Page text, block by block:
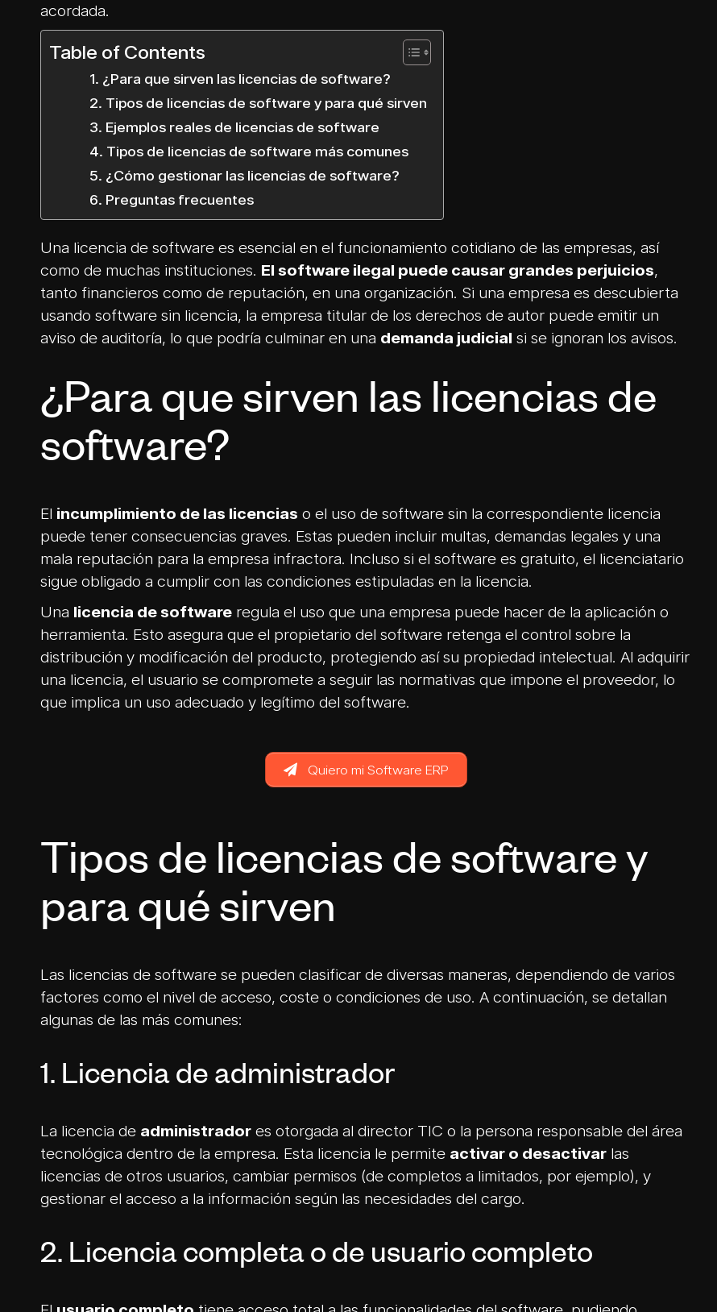
acordada.
Table of Contents
¿Para que sirven las licencias de software?
Tipos de licencias de software y para qué sirven
Ejemplos reales de licencias de software
Tipos de licencias de software más comunes
¿Cómo gestionar las licencias de software?
Preguntas frecuentes
Una licencia de software es esencial en el funcionamiento cotidiano de las empresas, así
como de muchas instituciones. El software ilegal puede causar grandes perjuicios,
tanto financieros como de reputación, en una organización. Si una empresa es descubierta
usando software sin licencia, la empresa titular de los derechos de autor puede emitir un
aviso de auditoría, lo que podría culminar en una demanda judicial si se ignoran los avisos.
¿Para que sirven las licencias de
software?
El incumplimiento de las licencias o el uso de software sin la correspondiente licencia
puede tener consecuencias graves. Estas pueden incluir multas, demandas legales y una
mala reputación para la empresa infractora. Incluso si el software es gratuito, el licenciatario
sigue obligado a cumplir con las condiciones estipuladas en la licencia.
Una licencia de software regula el uso que una empresa puede hacer de la aplicación o
herramienta. Esto asegura que el propietario del software retenga el control sobre la
distribución y modificación del producto, protegiendo así su propiedad intelectual. Al adquirir
una licencia, el usuario se compromete a seguir las normativas que impone el proveedor, lo
que implica un uso adecuado y legítimo del software.
Quiero mi Software ERP
Tipos de licencias de software y
para qué sirven
Las licencias de software se pueden clasificar de diversas maneras, dependiendo de varios
factores como el nivel de acceso, coste o condiciones de uso. A continuación, se detallan
algunas de las más comunes:
1. Licencia de administrador
La licencia de administrador es otorgada al director TIC o la persona responsable del área
tecnológica dentro de la empresa. Esta licencia le permite activar o desactivar las
licencias de otros usuarios, cambiar permisos (de completos a limitados, por ejemplo), y
gestionar el acceso a la información según las necesidades del cargo.
2. Licencia completa o de usuario completo